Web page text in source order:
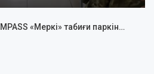
«Меркі» табиғи паркін…